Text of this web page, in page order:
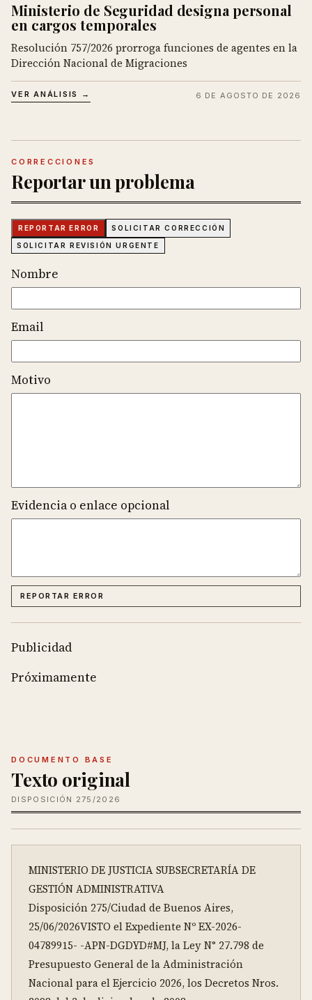
Ministerio de Seguridad designa personal
en cargos temporales
Resolución 757/2026 prorroga funciones de agentes en la
Dirección Nacional de Migraciones
VER ANÁLISIS → 6 DE AGOSTO DE 2026
CORRECCIONES
Reportar un problema
REPORTAR ERROR SOLICITAR CORRECCIÓN
SOLICITAR REVISIÓN URGENTE
Nombre
Email
Motivo
Evidencia o enlace opcional
REPORTAR ERROR
Publicidad
Próximamente
DOCUMENTO BASE
Texto original
DISPOSICIÓN 275/2026
MINISTERIO DE JUSTICIA SUBSECRETARÍA DE
GESTIÓN ADMINISTRATIVA
Disposición 275/Ciudad de Buenos Aires,
25/06/2026VISTO el Expediente Nº EX-2026-
04789915- -APN-DGDYD#MJ, la Ley N° 27.798 de
Presupuesto General de la Administración
Nacional para el Ejercicio 2026, los Decretos Nros.